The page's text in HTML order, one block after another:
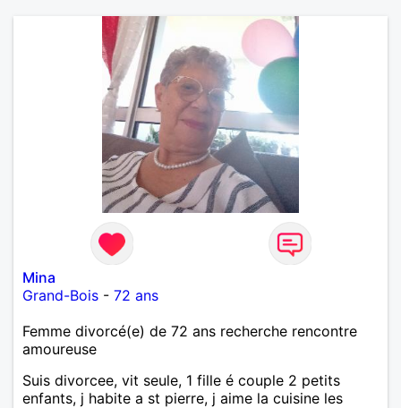
Mina
Grand-Bois - 72 ans
Femme divorcé(e) de 72 ans recherche rencontre
amoureuse
Suis divorcee, vit seule, 1 fille é couple 2 petits
enfants, j habite a st pierre, j aime la cuisine les